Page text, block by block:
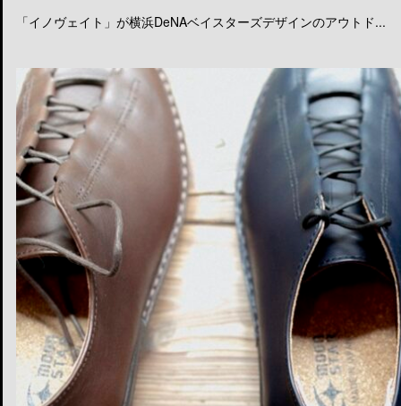
「イノヴェイト」が横浜DeNAベイスターズデザインのアウトド...